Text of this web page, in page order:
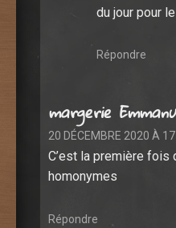
du jour pour
Répondre
margerie
20 DÉCEMBRE 2020 À
C’est la première fois
homonymes
Répondre